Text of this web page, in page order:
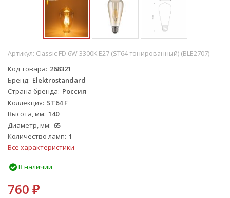
Артикул: Classic FD 6W 3300K E27 (ST64 тонированный) (BLE2707)
Код товара 268321
Бренд Elektrostandard
Страна бренда Россия
Коллекция ST64 F
Высота, мм 140
Диаметр, мм 65
Количество ламп 1
Все характеристики
В наличии
760 ₽